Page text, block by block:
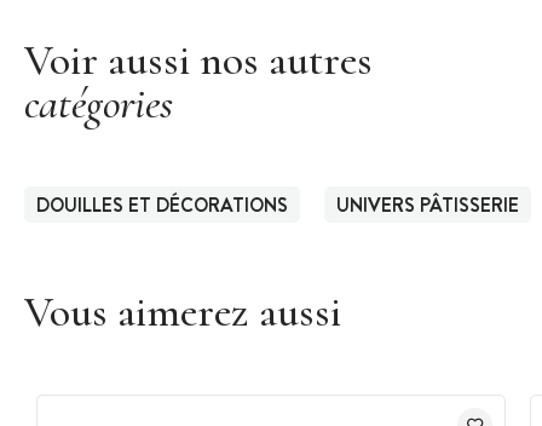
Voir aussi nos autres
catégories
DOUILLES ET DÉCORATIONS UNIVERS PÂTISSERIE
Vous aimerez aussi